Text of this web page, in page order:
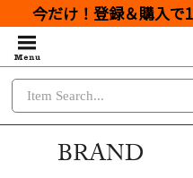
今だけ！登録＆購入で
BRAND